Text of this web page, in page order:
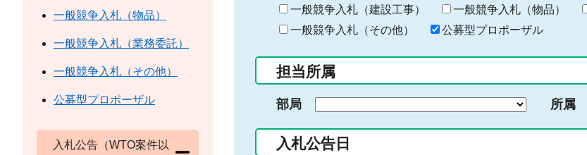
キ
ー
ー
入
力
一般競争入札（建設工事） 一般競争入札（物品）
一般競争入札（その他）
公募型プロポーザル
担当所属
部局 所属
入札公告日
一般競争入札（物品）
一般競争入札（業務委託）
一般競争入札（その他）
公募型プロポーザル
入札公告（WTO案件以